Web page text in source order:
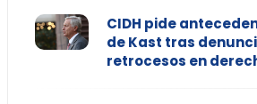
CIDH pide
de Kast tras
retrocesos en